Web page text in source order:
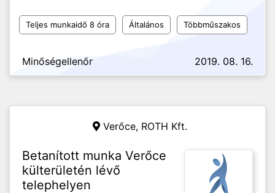
Teljes munkaidő 8 óra Általános Többműszakos
Minőségellenőr 2019. 08. 16.
Verőce, ROTH Kft.
Betanított munka Verőce
külterületén lévő
telephelyen